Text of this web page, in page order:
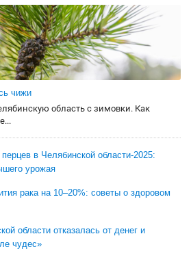
чижи
область с зимовки. Как
в Челябинской области-2025:
урожая
рака на 10–20%: советы о здоровом
области отказалась от денег и
чудес»